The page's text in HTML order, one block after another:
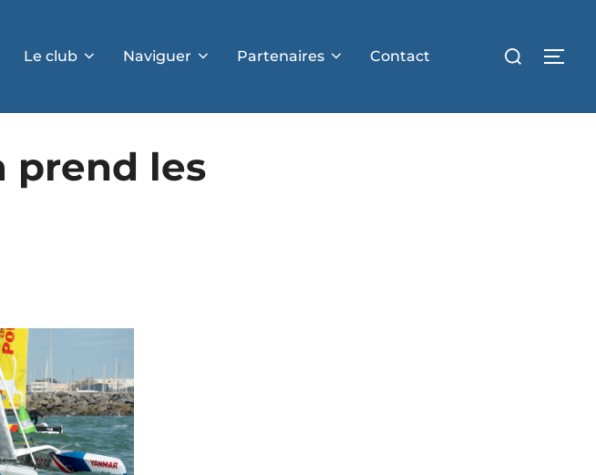
Le club Naviguer Partenaires Contact
prend les